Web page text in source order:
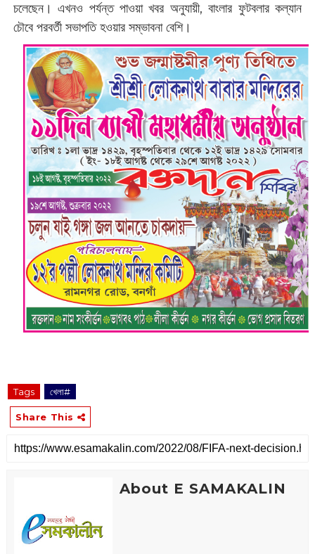
চলেছেন। এখনও পর্যন্ত পাওয়া খবর অনুযায়ী, বাংলার ফুটবলার কল্যান
চৌবে পরবর্তী সভাপতি হ‌ওয়ার সম্ভাবনা বেশি।‌
Tags খেলা#
Share This
About E SAMAKALIN